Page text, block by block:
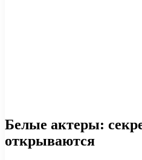
Белые актеры:
открываются